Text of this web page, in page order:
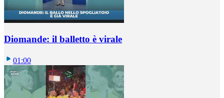
Diomande: il balletto è virale
01:00